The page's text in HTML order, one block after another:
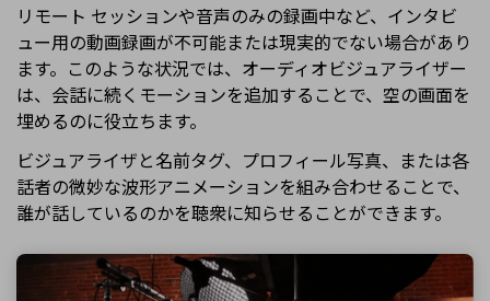
リモート セッションや音声のみの録画中など、インタビ
ュー用の動画録画が不可能または現実的でない場合があり
ます。このような状況では、オーディオビジュアライザー
は、会話に続くモーションを追加することで、空の画面を
埋めるのに役立ちます。
ビジュアライザと名前タグ、プロフィール写真、または各
話者の微妙な波形アニメーションを組み合わせることで、
誰が話しているのかを聴衆に知らせることができます。